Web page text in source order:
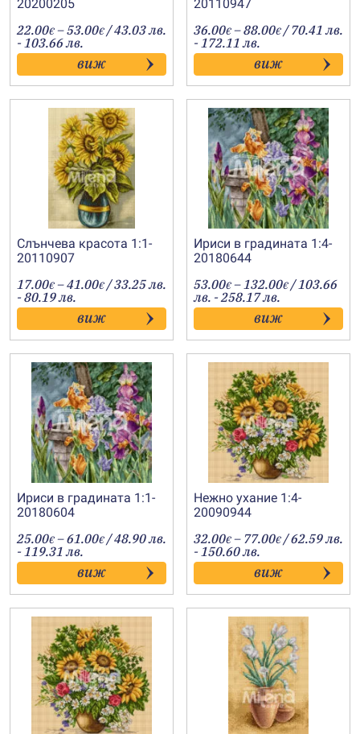
20200205
22.00€ –53.00€Price
range:
22.00€
through
53.00€
/ 43.03 лв.
- 103.66 лв.
виж
20110947
36.00€ –88.00€Price
range:
36.00€
through
88.00€
/ 70.41 лв.
- 172.11 лв.
виж
Слънчева красота 1:1-
20110907
17.00€ –41.00€Price
range:
17.00€
through
41.00€
/ 33.25 лв.
- 80.19 лв.
виж
Ириси в градината 1:4-
20180644
53.00€ –132.00€Price
range:
53.00€
through
132.00€
/ 103.66
лв. - 258.17 лв.
виж
Ириси в градината 1:1-
20180604
25.00€ –61.00€Price
range:
25.00€
through
61.00€
/ 48.90 лв.
- 119.31 лв.
виж
Нежно ухание 1:4-
20090944
32.00€ – 77.00€Price
range:
32.00€
through
77.00€
/ 62.59 лв.
- 150.60 лв.
виж